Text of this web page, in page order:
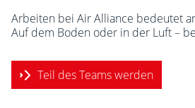
Arbeiten bei Air Alliance bedeutet
Auf dem Boden oder in der Luft –
Teil des Teams werden